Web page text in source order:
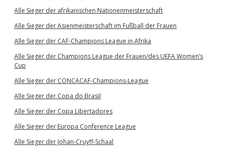
Alle Sieger der afrikanischen Nationenmeisterschaft
Alle Sieger der Asienmeisterschaft im Fußball der Frauen
Alle Sieger der CAF-Champions League in Afrika
Alle Sieger der Champions League der Frauen/des UEFA Women’s
Cup
Alle Sieger der CONCACAF-Champions-League
Alle Sieger der Copa do Brasil
Alle Sieger der Copa Libertadores
Alle Sieger der Europa Conference League
Alle Sieger der Johan-Cruyff-Schaal